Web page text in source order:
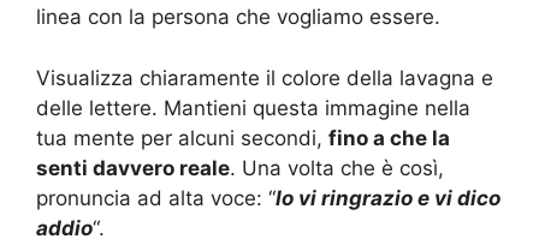
linea con la persona che vogliamo essere.
Visualizza chiaramente il colore della lavagna e
delle lettere. Mantieni questa immagine nella
tua mente per alcuni secondi, fino a che la
senti davvero reale. Una volta che è così,
pronuncia ad alta voce: “Io vi ringrazio e vi dico
addio“.